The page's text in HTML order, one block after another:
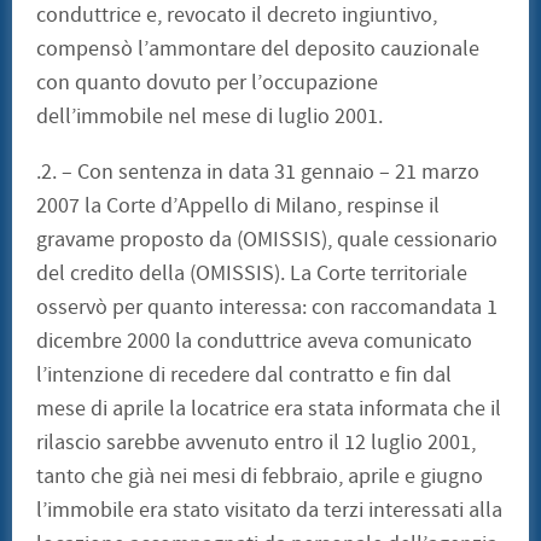
conduttrice e, revocato il decreto ingiuntivo,
compensò l’ammontare del deposito cauzionale
con quanto dovuto per l’occupazione
dell’immobile nel mese di luglio 2001.
.2. – Con sentenza in data 31 gennaio – 21 marzo
2007 la Corte d’Appello di Milano, respinse il
gravame proposto da (OMISSIS), quale cessionario
del credito della (OMISSIS). La Corte territoriale
osservò per quanto interessa: con raccomandata 1
dicembre 2000 la conduttrice aveva comunicato
l’intenzione di recedere dal contratto e fin dal
mese di aprile la locatrice era stata informata che il
rilascio sarebbe avvenuto entro il 12 luglio 2001,
tanto che già nei mesi di febbraio, aprile e giugno
l’immobile era stato visitato da terzi interessati alla